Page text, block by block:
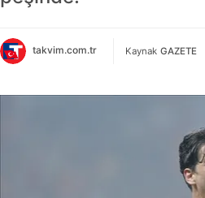
takvim.com.tr Kaynak GAZETE